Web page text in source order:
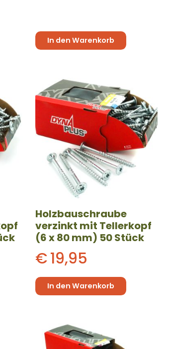
In den Warenkorb
Holzbauschraube
verzinkt mit Tellerkopf
(6 x 80 mm) 50 Stück
€19,95
In den Warenkorb